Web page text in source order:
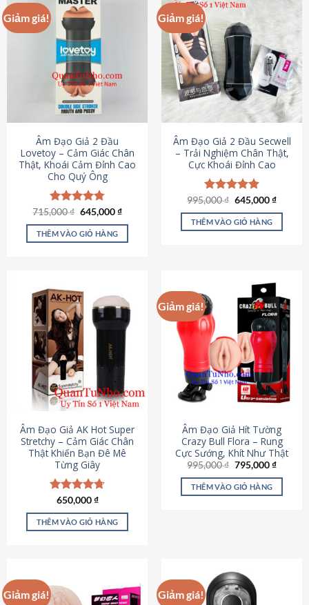
Giảm giá!
Âm Đạo Giả 2 Đầu
Lovetoy – Cảm Giác Chân
Thật, Khoái Cảm Đỉnh Cao
Cho Quý Ông
Được xếp
hạng4.79
5 sao
715,000₫ Giá
là:
715,000 ₫.
645,000₫Giá
tại
THÊM VÀO GIỎ HÀNG
Giảm giá!
Âm Đạo Giả 2 Đầu Secwell
– Trải Nghiệm Chân Thật,
Cực Khoái Đỉnh Cao
Được xếp
hạng4.88
5 sao
995,000₫ Giá
là:
995,000 ₫.
645,000₫Giá
tại
THÊM VÀO GIỎ HÀNG
Âm Đạo Giả AK Hot Super
Stretchy – Cảm Giác Chân
Thật Khiến Bạn Đê Mê
Từng Giây
Được xếp
hạng4.75
5 sao
650,000₫
THÊM VÀO GIỎ HÀNG
Giảm giá!
Âm Đạo Giả Hít Tường
Crazy Bull Flora – Rung
Cực Sướng, Khít Như Thật
995,000₫ Giá
là:
995,000 ₫.
795,000₫Giá
tại
THÊM VÀO GIỎ HÀNG
Giảm giá! Giảm giá!